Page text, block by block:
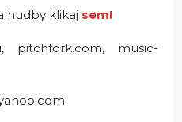
hudby klikaj sem!
pitchfork.com, music-